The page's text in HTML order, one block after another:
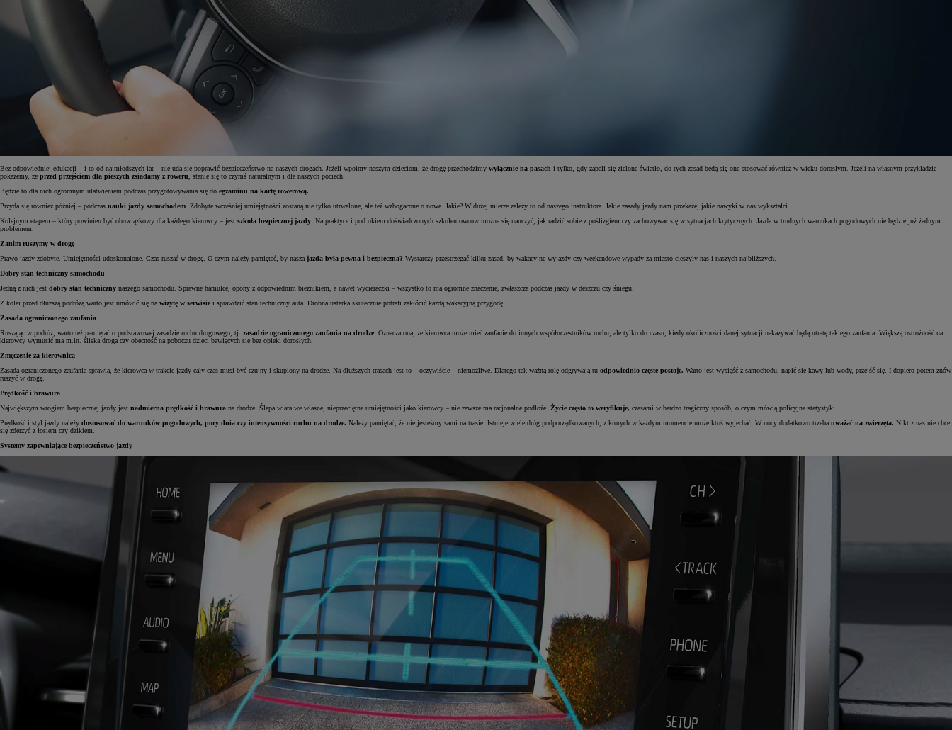
Od81 900 zł
Yaris Cross
HYBRID
Bez odpowiedniej edukacji – i to od najmłodszych lat – nie uda się poprawić bezpieczeństwo na naszych drogach. Jeżeli wpoimy naszym dzieciom, że drogę przechodzimy wyłącznie na pasach i tylko, gdy zapali się zielone światło, do tych zasad będą się one stosować również w wieku dorosłym. Jeżeli na własnym przykładzie
pokażemy, że przed przejściem dla pieszych zsiadamy z roweru , stanie się to czymś naturalnym i dla naszych pociech.
Będzie to dla nich ogromnym ułatwieniem podczas przygotowywania się do egzaminu na kartę rowerową.
Przyda się również później – podczas nauki jazdy samochodem . Zdobyte wcześniej umiejętności zostaną nie tylko utrwalone, ale też wzbogacone o nowe. Jakie? W dużej mierze zależy to od naszego instruktora. Jakie zasady jazdy nam przekaże, jakie nawyki w nas wykształci.
Kolejnym etapem – który powinien być obowiązkowy dla każdego kierowcy – jest szkoła bezpiecznej jazdy . Na praktyce i pod okiem doświadczonych szkoleniowców można się nauczyć, jak radzić sobie z poślizgiem czy zachowywać się w sytuacjach krytycznych. Jazda w trudnych warunkach pogodowych nie będzie już żadnym
problemem.
Zanim ruszymy w drogę
Prawo jazdy zdobyte. Umiejętności udoskonalone. Czas ruszać w drogę. O czym należy pamiętać, by nasza jazda była pewna i bezpieczna? Wystarczy przestrzegać kilku zasad, by wakacyjne wyjazdy czy weekendowe wypady za miasto cieszyły nas i naszych najbliższych.
Dobry stan techniczny samochodu
Jedną z nich jest dobry stan techniczny naszego samochodu. Sprawne hamulce, opony z odpowiednim bieżnikiem, a nawet wycieraczki – wszystko to ma ogromne znaczenie, zwłaszcza podczas jazdy w deszczu czy śniegu.
Z kolei przed dłuższą podróżą warto jest umówić się na wizytę w serwisie i sprawdzić stan techniczny auta. Drobna usterka skutecznie potrafi zakłócić każdą wakacyjną przygodę.
Zasada ograniczonego zaufania
Ruszając w podróż, warto też pamiętać o podstawowej zasadzie ruchu drogowego, tj. zasadzie ograniczonego zaufania na drodze . Oznacza ona, że kierowca może mieć zaufanie do innych współuczestników ruchu, ale tylko do czasu, kiedy okoliczności danej sytuacji nakazywać będą utratę takiego zaufania. Większą ostrożność na
kierowcy wymusić ma m.in. śliska droga czy obecność na poboczu dzieci bawiących się bez opieki dorosłych.
Zmęczenie za kierownicą
Zasada ograniczonego zaufania sprawia, że kierowca w trakcie jazdy cały czas musi być czujny i skupiony na drodze. Na dłuższych trasach jest to – oczywiście – niemożliwe. Dlatego tak ważną rolę odgrywają tu odpowiednio częste postoje. Warto jest wysiąść z samochodu, napić się kawy lub wody, przejść się. I dopiero potem znów
ruszyć w drogę.
Prędkość i brawura
Największym wrogiem bezpiecznej jazdy jest nadmierna prędkość i brawura na drodze. Ślepa wiara we własne, nieprzeciętne umiejętności jako kierowcy – nie zawsze ma racjonalne podłoże. Życie często to weryfikuje, czasami w bardzo tragiczny sposób, o czym mówią policyjne statystyki.
Prędkość i styl jazdy należy dostosować do warunków pogodowych, pory dnia czy intensywności ruchu na drodze. Należy pamiętać, że nie jesteśmy sami na trasie. Istnieje wiele dróg podporządkowanych, z których w każdym momencie może ktoś wyjechać. W nocy dodatkowo trzeba uważać na zwierzęta. Nikt z nas nie chce
się zderzyć z łosiem czy dzikiem.
Systemy zapewniające bezpieczeństwo jazdy